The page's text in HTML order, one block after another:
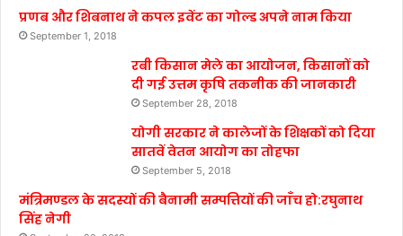
प्रणब और शिबनाथ ने कपल इवेंट का गोल्ड अपने नाम किया
September 1, 2018
रबी किसान मेले का आयोजन, किसानों को
दी गई उत्तम कृषि तकनीक की जानकारी
September 28, 2018
योगी सरकार ने कालेजों के शिक्षकों को दिया
सातवें वेतन आयोग का तोहफा
September 5, 2018
मंत्रिमण्डल के सदस्यों की बैनामी सम्पत्तियों की जाँच हो:रघुनाथ
सिंह नेगी